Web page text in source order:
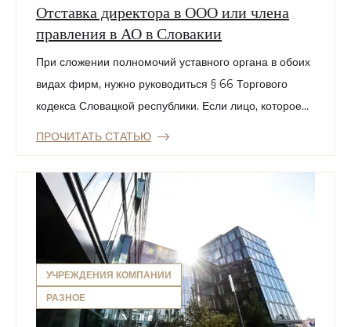
Отставка директора в ООО или члена
правления в АО в Словакии
При сложении полномочий уставного органа в обоих
видах фирм, нужно руководиться § 66 Торгового
кодекса Словацкой республики. Если лицо, которое...
ПРОЧИТАТЬ СТАТЬЮ
УЧРЕЖДЕНИЯ КОМПАНИИ
РАЗНОЕ